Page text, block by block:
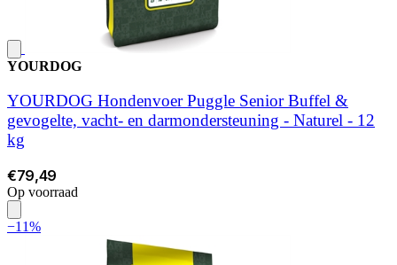
YOURDOG
YOURDOG Hondenvoer Puggle Senior Buffel &
gevogelte, vacht- en darmondersteuning - Naturel - 12
kg
€79,49
Op voorraad
−11%